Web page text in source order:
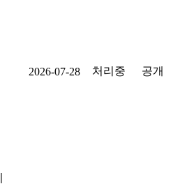
2026-07-28 처리중 공개